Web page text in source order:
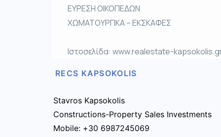
ΕΥΡΕΣΗ ΟΙΚΟΠΕΔΩΝ
ΧΩΜΑΤΟΥΡΓΙΚΑ – ΕΚΣΚΑΦΕΣ
Ιστοσελίδα: www.realestate-
RECS KAPSOKOLIS
Stavros Kapsokolis
Constructions-Property Sales Investments
Mobile: +30 6987245069